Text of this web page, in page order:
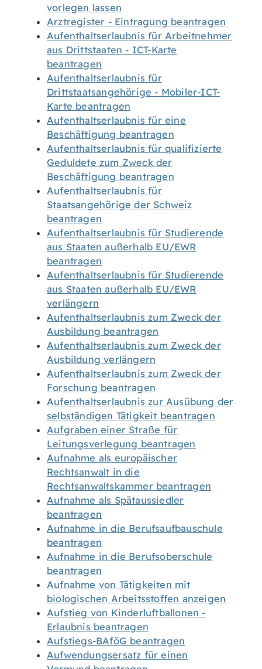
vorlegen lassen
Arztregister - Eintragung beantragen
Aufenthaltserlaubnis für Arbeitnehmer
aus Drittstaaten - ICT-Karte
beantragen
Aufenthaltserlaubnis für
Drittstaatsangehörige - Mobiler-ICT-
Karte beantragen
Aufenthaltserlaubnis für eine
Beschäftigung beantragen
Aufenthaltserlaubnis für qualifizierte
Geduldete zum Zweck der
Beschäftigung beantragen
Aufenthaltserlaubnis für
Staatsangehörige der Schweiz
beantragen
Aufenthaltserlaubnis für Studierende
aus Staaten außerhalb EU/EWR
beantragen
Aufenthaltserlaubnis für Studierende
aus Staaten außerhalb EU/EWR
verlängern
Aufenthaltserlaubnis zum Zweck der
Ausbildung beantragen
Aufenthaltserlaubnis zum Zweck der
Ausbildung verlängern
Aufenthaltserlaubnis zum Zweck der
Forschung beantragen
Aufenthaltserlaubnis zur Ausübung der
selbständigen Tätigkeit beantragen
Aufgraben einer Straße für
Leitungsverlegung beantragen
Aufnahme als europäischer
Rechtsanwalt in die
Rechtsanwaltskammer beantragen
Aufnahme als Spätaussiedler
beantragen
Aufnahme in die Berufsaufbauschule
beantragen
Aufnahme in die Berufsoberschule
beantragen
Aufnahme von Tätigkeiten mit
biologischen Arbeitsstoffen anzeigen
Aufstieg von Kinderluftballonen -
Erlaubnis beantragen
Aufstiegs-BAföG beantragen
Aufwendungsersatz für einen